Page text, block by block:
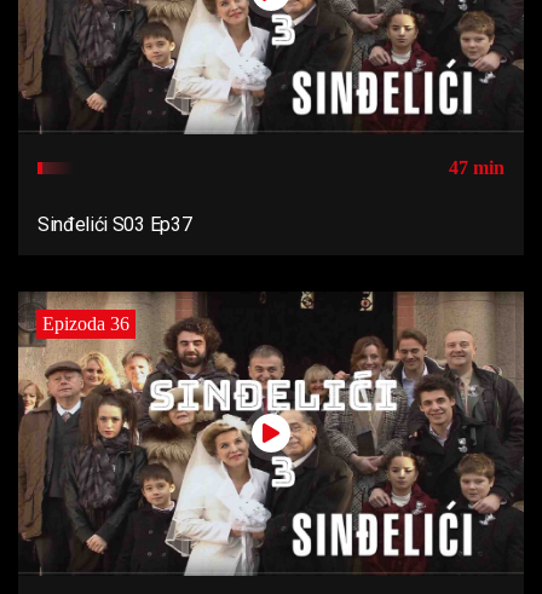
47 min
Sinđelići S03 Ep37
Epizoda 36